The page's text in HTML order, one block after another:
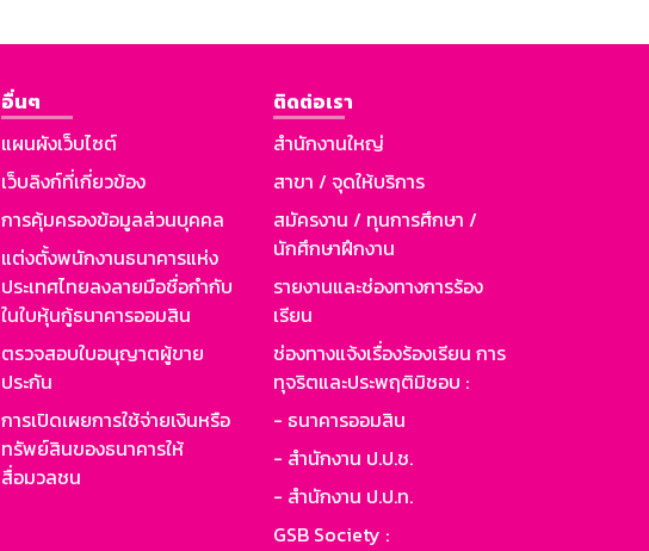
อื่นๆ
แผนผังเว็บไซต์
เว็บลิงก์ที่เกี่ยวข้อง
การคุ้มครองข้อมูลส่วนบุคคล
แต่งตั้งพนักงานธนาคารแห่ง
ประเทศไทยลงลายมือชื่อกำกับ
ในใบหุ้นกู้ธนาคารออมสิน
ตรวจสอบใบอนุญาตผู้ขาย
ประกัน
การเปิดเผยการใช้จ่ายเงินหรือ
ทรัพย์สินของธนาคารให้
สื่อมวลชน
ติดต่อเรา
สำนักงานใหญ่
สาขา / จุดให้บริการ
สมัครงาน / ทุนการศึกษา /
นักศึกษาฝึกงาน
รายงานและช่องทางการร้อง
เรียน
ช่องทางแจ้งเรื่องร้องเรียน การ
ทุจริตและประพฤติมิชอบ :
- ธนาคารออมสิน
- สำนักงาน ป.ป.ช.
- สำนักงาน ป.ป.ท.
GSB Society :